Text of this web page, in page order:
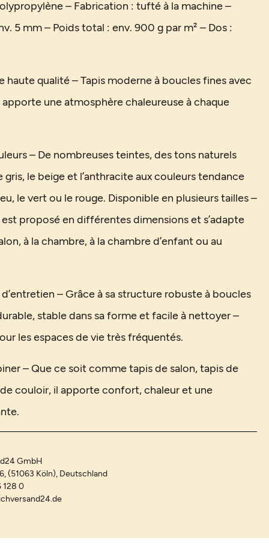
– Fabrication : tufté à la machine –
5 mm – Poids total : env. 900 g par m² – Dos :
haute qualité – Tapis moderne à boucles fines avec
une atmosphère chaleureuse à chaque
– De nombreuses teintes, des tons naturels
le beige et l’anthracite aux couleurs tendance
le vert ou le rouge. Disponible en plusieurs tailles –
proposé en différentes dimensions et s’adapte
à la chambre, à la chambre d’enfant ou au
– Grâce à sa structure robuste à boucles
stable dans sa forme et facile à nettoyer –
les espaces de vie très fréquentés.
– Que ce soit comme tapis de salon, tapis de
couloir, il apporte confort, chaleur et une
GmbH
(51063 Köln), Deutschland
128 0